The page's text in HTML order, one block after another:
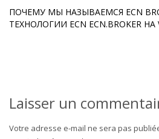
ПОЧЕМУ МЫ НАЗЫВАЕМСЯ ECN
ТЕХНОЛОГИИ ECN ECN.BROKER НА
Laisser un
Votre adresse e-mail ne sera pas